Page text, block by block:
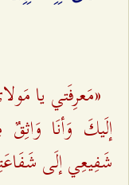
«مَعرِفَتي يا
إلَيكَ وَأنَا
شَفِيعِي إلَى